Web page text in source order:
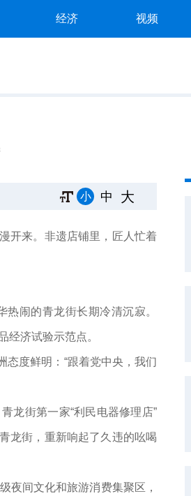
经济 视频
小 中 大
开来。非遗店铺里，匠人忙着
闹的青龙街长期冷清沉寂。
经济试验示范点。
度鲜明：“跟着党中央，我们
街第一家“利民电器修理店”
龙街，重新响起了久违的吆喝
间文化和旅游消费集聚区，